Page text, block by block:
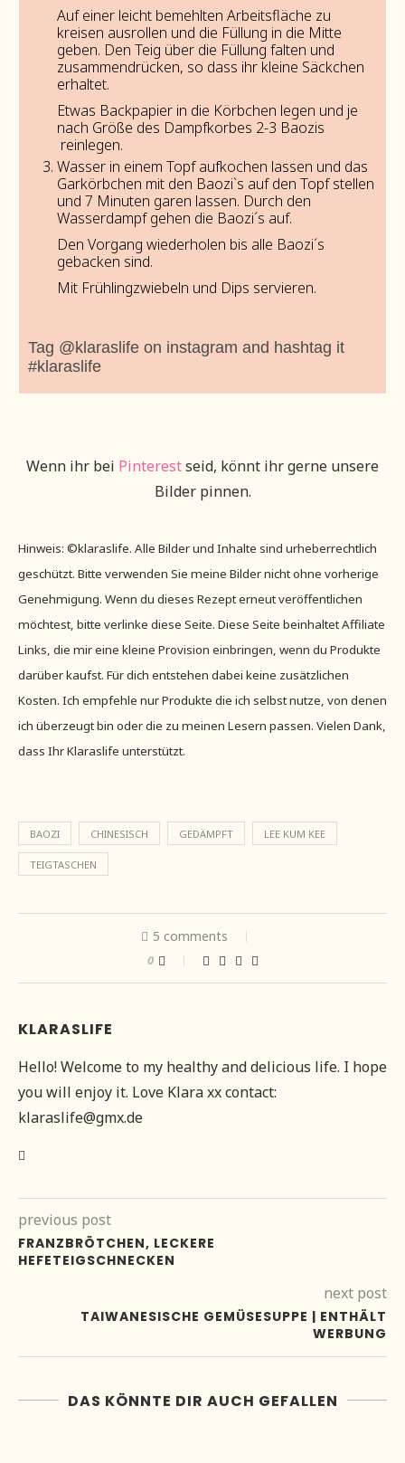
Auf einer leicht bemehlten Arbeitsfläche zu
kreisen ausrollen und die Füllung in die Mitte
geben. Den Teig über die Füllung falten und
zusammendrücken, so dass ihr kleine Säckchen
erhaltet.
Etwas Backpapier in die Körbchen legen und je
nach Größe des Dampfkorbes 2-3 Baozis
reinlegen.
Wasser in einem Topf aufkochen lassen und das
Garkörbchen mit den Baozi`s auf den Topf stellen
und 7 Minuten garen lassen. Durch den
Wasserdampf gehen die Baozi´s auf.
Den Vorgang wiederholen bis alle Baozi´s
gebacken sind.
Mit Frühlingzwiebeln und Dips servieren.
Tag @klaraslife on instagram and hashtag it
#klaraslife
Wenn ihr bei Pinterestseid, könnt ihr gerne unsere
Bilder pinnen.
Hinweis: ©klaraslife. Alle Bilder und Inhalte sind urheberrechtlich
geschützt. Bitte verwenden Sie meine Bilder nicht ohne vorherige
Genehmigung. Wenn du dieses Rezept erneut veröffentlichen
möchtest, bitte verlinke diese Seite. Diese Seite beinhaltet Affiliate
Links, die mir eine kleine Provision einbringen, wenn du Produkte
darüber kaufst. Für dich entstehen dabei keine zusätzlichen
Kosten. Ich empfehle nur Produkte die ich selbst nutze, von denen
ich überzeugt bin oder die zu meinen Lesern passen. Vielen Dank,
dass Ihr Klaraslife unterstützt.
BAOZI CHINESISCH GEDÄMPFT LEE KUM KEE
TEIGTASCHEN
5 comments
0
KLARASLIFE
Hello! Welcome to my healthy and delicious life. I hope
you will enjoy it. Love Klara xx contact:
klaraslife@gmx.de
previous post
FRANZBRÖTCHEN, LECKERE
HEFETEIGSCHNECKEN
next post
TAIWANESISCHE GEMÜSESUPPE | ENTHÄLT
WERBUNG
DAS KÖNNTE DIR AUCH GEFALLEN